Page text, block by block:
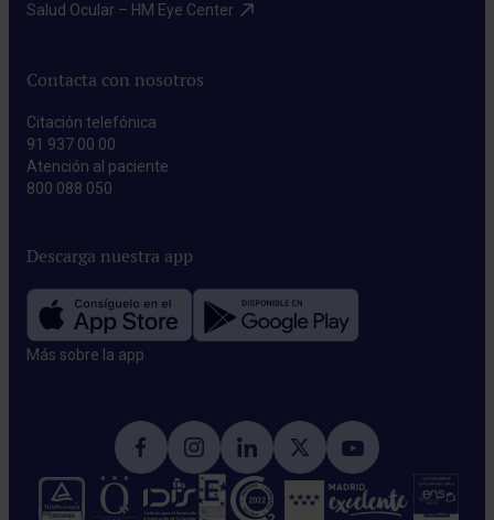
Salud Ocular – HM Eye Center​
Contacta con nosotros
Citación telefónica
91 937 00 00
Atención al paciente
800 088 050
Descarga nuestra app
Más sobre la app​